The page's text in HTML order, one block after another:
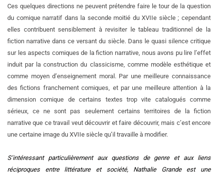
Ces quelques directions ne peuvent prétendre faire le tour de la question
du comique narratif dans la seconde moitié du XVIIe siècle ; cependant
elles contribuent sensiblement à revisiter le tableau traditionnel de la
fiction narrative dans ce versant du siècle. Dans le quasi silence critique
sur les aspects comiques de la fiction narrative, nous avons pu lire l’effet
induit par la construction du classicisme, comme modèle esthétique et
comme moyen d’enseignement moral. Par une meilleure connaissance
des fictions franchement comiques, et par une meilleure attention à la
dimension comique de certains textes trop vite catalogués comme
sérieux, ce ne sont pas seulement certains territoires de la fiction
narrative que ce travail veut découvrir et faire découvrir, mais c’est encore
une certaine image du XVIIe siècle qu’il travaille à modifier.
S’intéressant particulièrement aux questions de genre et aux liens
réciproques entre littérature et société, Nathalie Grande est une